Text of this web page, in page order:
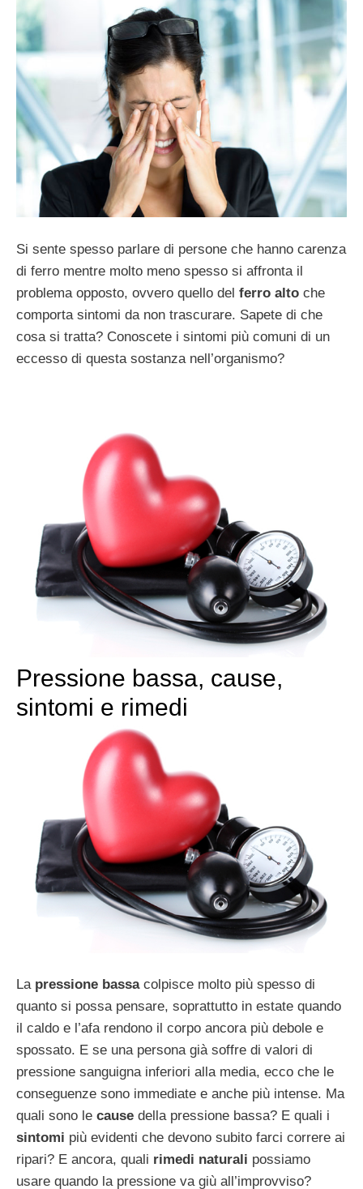
Si sente spesso parlare di persone che hanno carenza
di ferro mentre molto meno spesso si affronta il
problema opposto, ovvero quello del ferro alto che
comporta sintomi da non trascurare. Sapete di che
cosa si tratta? Conoscete i sintomi più comuni di un
eccesso di questa sostanza nell’organismo?
Pressione bassa, cause,
sintomi e rimedi
La pressione bassacolpisce molto più spesso di
quanto si possa pensare, soprattutto in estate quando
il caldo e l’afa rendono il corpo ancora più debole e
spossato. E se una persona già soffre di valori di
pressione sanguigna inferiori alla media, ecco che le
conseguenze sono immediate e anche più intense. Ma
quali sono le cause della pressione bassa? E quali i
sintomi più evidenti che devono subito farci correre ai
ripari? E ancora, quali rimedi naturali possiamo
usare quando la pressione va giù all’improvviso?